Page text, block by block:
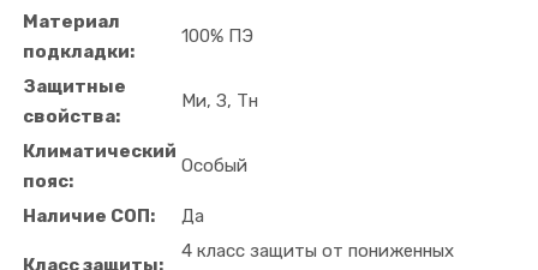
Материал
подкладки:
100% ПЭ
Защитные
свойства:
Ми, З, Тн
Климатический
пояс:
Особый
Наличие СОП: Да
Класс защиты:
4 класс защиты от пониженных